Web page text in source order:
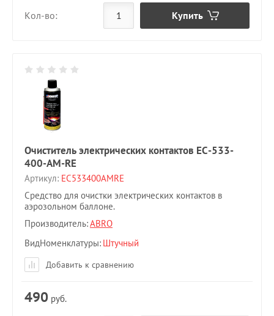
Кол-во: Купить
Очиститель электрических контактов EC-533-
400-AM-RE
Артикул: EC533400AMRE
Средство для очистки электрических контактов в
аэрозольном баллоне.
Производитель:ABRO
ВидНоменклатуры Штучный
Добавить к сравнению
490 руб.